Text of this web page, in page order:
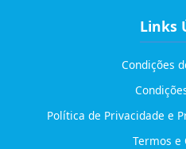
Links
Condições
Política de Privacidade e
Termos e